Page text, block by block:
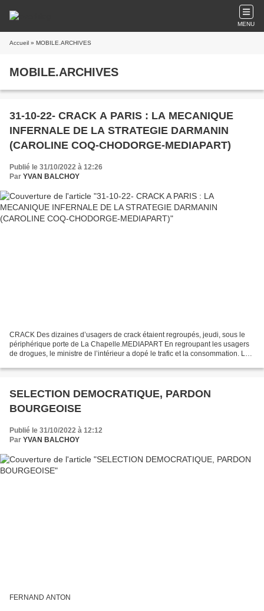
MENU
Accueil » MOBILE.ARCHIVES
MOBILE.ARCHIVES
31-10-22- CRACK A PARIS : LA MECANIQUE
INFERNALE DE LA STRATEGIE DARMANIN
(CAROLINE COQ-CHODORGE-MEDIAPART)
Publié le 31/10/2022 à 12:26
Par YVAN BALCHOY
CRACK Des dizaines d’usagers de crack étaient regroupés, jeudi, sous le
périphérique porte de La Chapelle.MEDIAPART En regroupant les usagers
de drogues, le ministre de l’intérieur a dopé le trafic et la consommation. Les
SELECTION DEMOCRATIQUE, PARDON
BOURGEOISE
Publié le 31/10/2022 à 12:12
Par YVAN BALCHOY
FERNAND ANTON